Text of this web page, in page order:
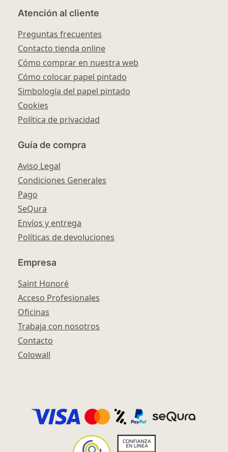
Atención al cliente
Preguntas frecuentes
Contacto tienda online
Cómo comprar en nuestra web
Cómo colocar papel pintado
Simbología del papel pintado
Cookies
Política de privacidad
Guía de compra
Aviso Legal
Condiciones Generales
Pago
SeQura
Envíos y entrega
Políticas de devoluciones
Empresa
Saint Honoré
Acceso Profesionales
Oficinas
Trabaja con nosotros
Contacto
Colowall